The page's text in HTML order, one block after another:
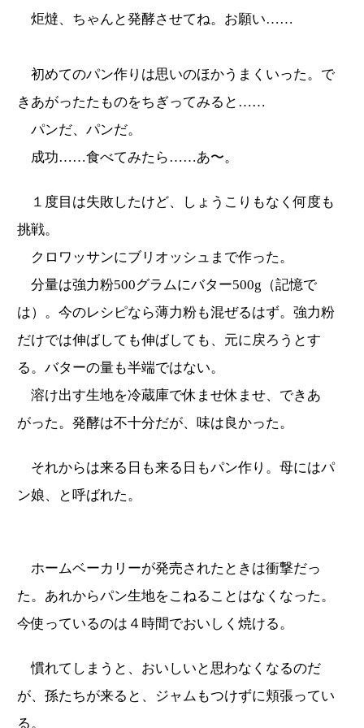
炬燵、ちゃんと発酵させてね。お願い……
初めてのパン作りは思いのほかうまくいった。で
きあがったたものをちぎってみると……
パンだ、パンだ。
成功……食べてみたら……あ〜。
１度目は失敗したけど、しょうこりもなく何度も
挑戦。
クロワッサンにブリオッシュまで作った。
分量は強力粉500グラムにバター500g（記憶で
は）。今のレシピなら薄力粉も混ぜるはず。強力粉
だけでは伸ばしても伸ばしても、元に戻ろうとす
る。バターの量も半端ではない。
溶け出す生地を冷蔵庫で休ませ休ませ、できあ
がった。発酵は不十分だが、味は良かった。
それからは来る日も来る日もパン作り。母にはパ
ン娘、と呼ばれた。
ホームベーカリーが発売されたときは衝撃だっ
た。あれからパン生地をこねることはなくなった。
今使っているのは４時間でおいしく焼ける。
慣れてしまうと、おいしいと思わなくなるのだ
が、孫たちが来ると、ジャムもつけずに頬張ってい
る。